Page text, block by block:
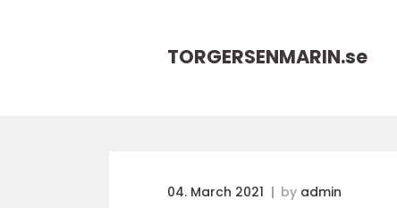
TORGERSENMARIN.se
04. March 2021 by admin